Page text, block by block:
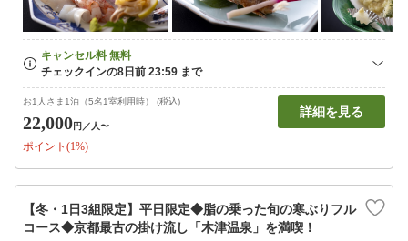
お1人さま1泊（5名1室利用時） (税込)
22,000円 ／人〜
ポイント(1%)
詳細を見る
【冬・1日3組限定】平日限定◆脂の乗った旬の寒ぶりフル
コース◆京都最古の掛け流し「木津温泉」を満喫！